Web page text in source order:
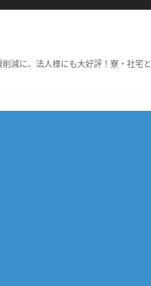
減に、法人様にも大好評！寮・社宅と